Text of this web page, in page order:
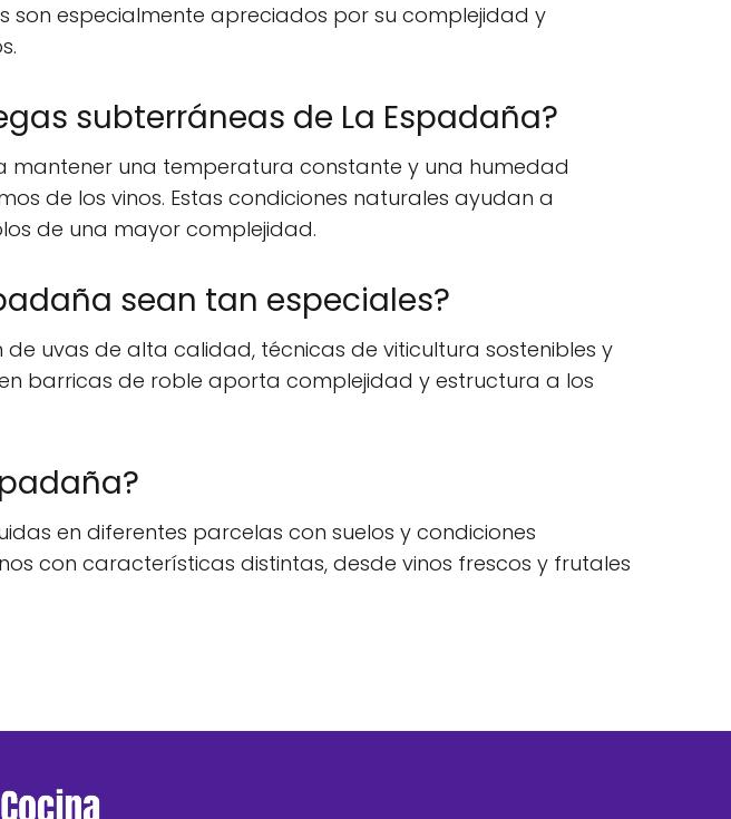
son especialmente apreciados por su complejidad y
subterráneas de La Espadaña?
mantener una temperatura constante y una humedad
de los vinos. Estas condiciones naturales ayudan a
de una mayor complejidad.
sean tan especiales?
uvas de alta calidad, técnicas de viticultura sostenibles y
barricas de roble aporta complejidad y estructura a los
en diferentes parcelas con suelos y condiciones
con características distintas, desde vinos frescos y frutales